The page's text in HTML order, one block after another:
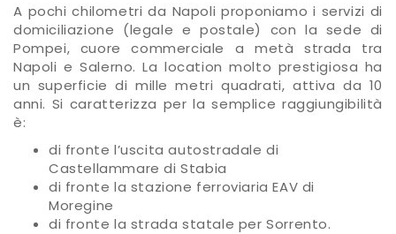
A pochi chilometri da Napoli proponiamo i servizi di
domiciliazione (legale e postale) con la sede di
Pompei, cuore commerciale a metà strada tra
Napoli e Salerno. La location molto prestigiosa ha
un superficie di mille metri quadrati, attiva da 10
anni. Si caratterizza per la semplice raggiungibilità
è:
di fronte l’uscita autostradale di
Castellammare di Stabia
di fronte la stazione ferroviaria EAV di
Moregine
di fronte la strada statale per Sorrento.